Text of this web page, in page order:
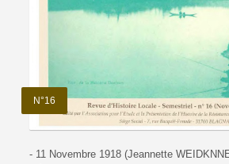
N°16
- 11 Novembre 1918 (Jeannette